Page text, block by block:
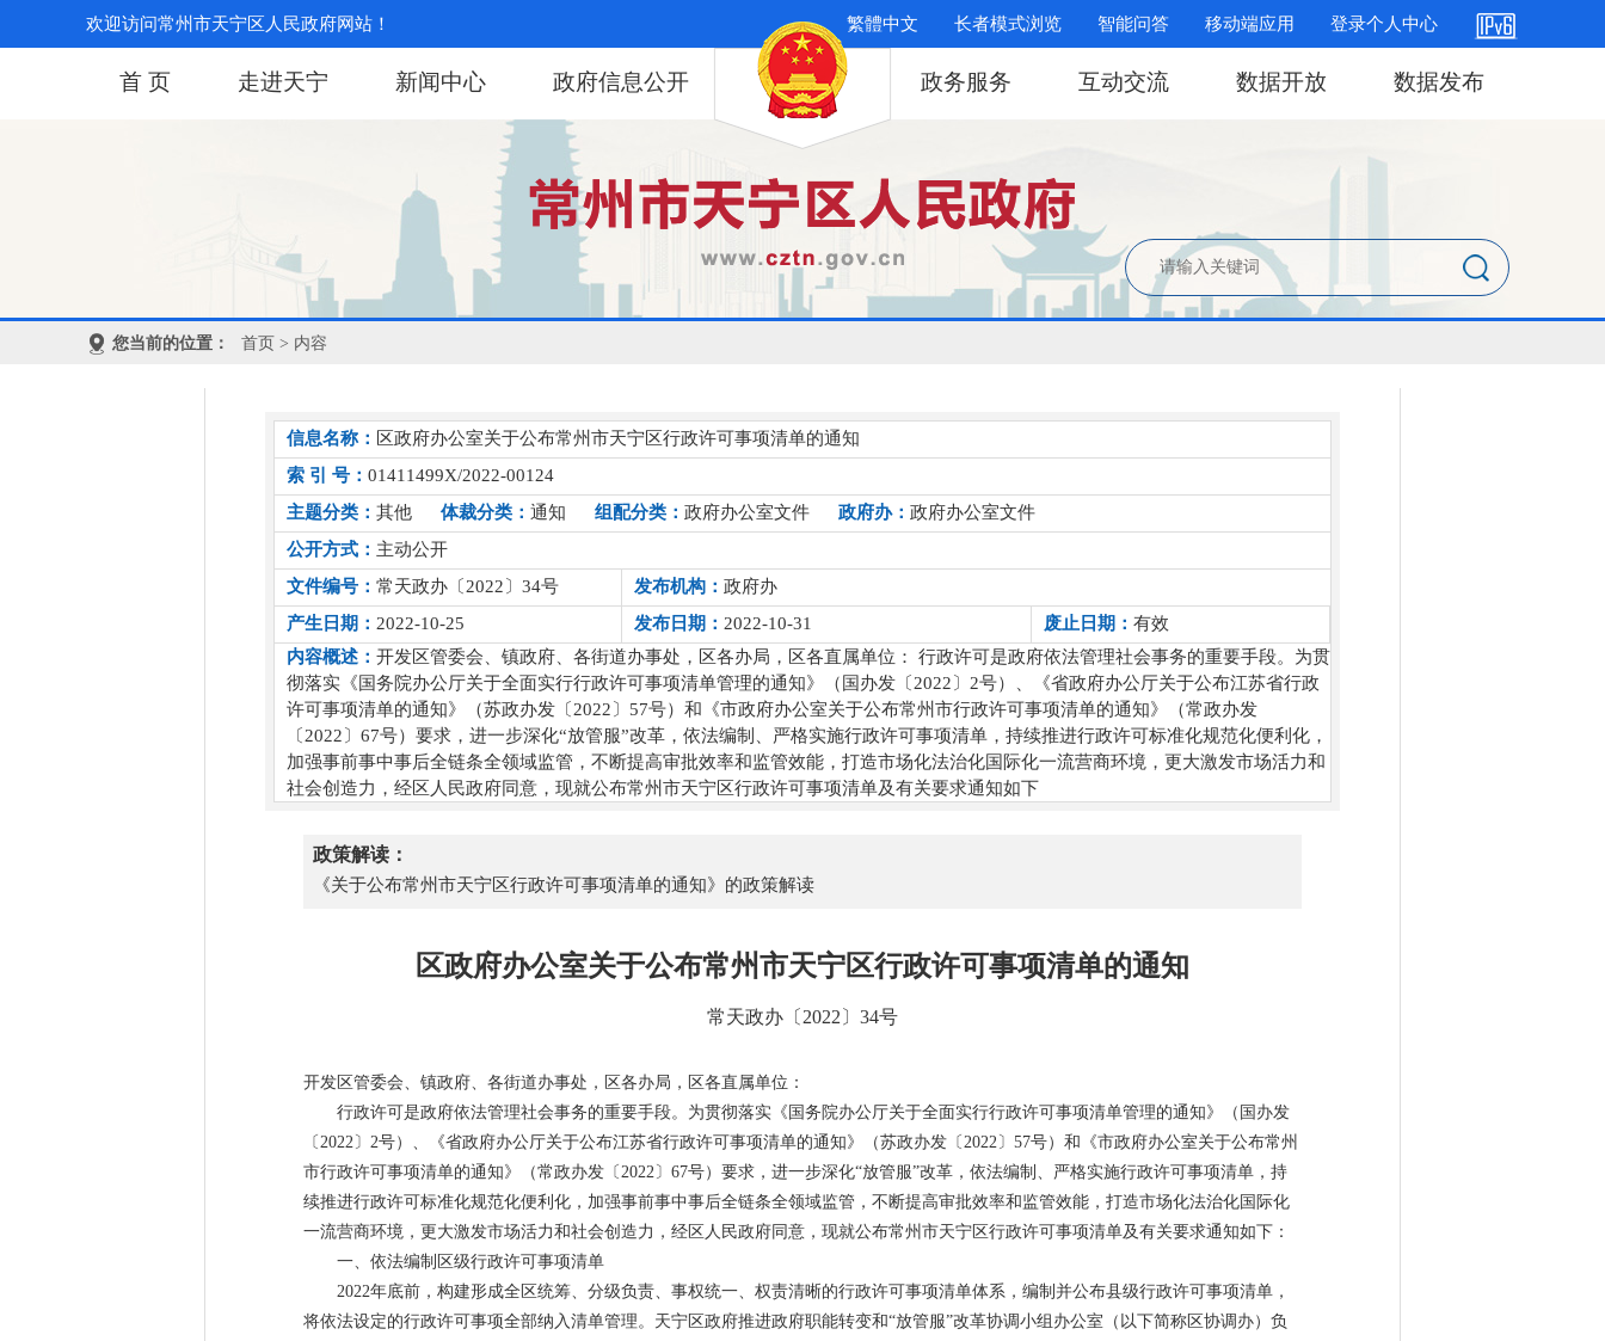
欢迎访问常州市天宁区人民政府网站！ 繁體中文 长者模式浏览 智能问答 移动端应用 登录个人中心
首 页 走进天宁 新闻中心 政府信息公开 政务服务 互动交流 数据开放 数据发布
您当前的位置： 首页 > 内容
信息名称： 区政府办公室关于公布常州市天宁区行政许可事项清单的通知
索 引 号： 01411499X/2022-00124
主题分类： 其他 体裁分类： 通知 组配分类： 政府办公室文件 政府办： 政府办公室文件
公开方式： 主动公开
文件编号： 常天政办〔2022〕34号 发布机构： 政府办
产生日期： 2022-10-25 发布日期： 2022-10-31 废止日期： 有效
内容概述： 开发区管委会、镇政府、各街道办事处，区各办局，区各直属单位： 行政许可是政府依法管理社会事务的重要手段。为贯
彻落实《国务院办公厅关于全面实行行政许可事项清单管理的通知》（国办发〔2022〕2号）、《省政府办公厅关于公布江苏省行政
许可事项清单的通知》（苏政办发〔2022〕57号）和《市政府办公室关于公布常州市行政许可事项清单的通知》（常政办发
〔2022〕67号）要求，进一步深化“放管服”改革，依法编制、严格实施行政许可事项清单，持续推进行政许可标准化规范化便利化，
加强事前事中事后全链条全领域监管，不断提高审批效率和监管效能，打造市场化法治化国际化一流营商环境，更大激发市场活力和
社会创造力，经区人民政府同意，现就公布常州市天宁区行政许可事项清单及有关要求通知如下
政策解读：
《关于公布常州市天宁区行政许可事项清单的通知》的政策解读
区政府办公室关于公布常州市天宁区行政许可事项清单的通知
常天政办〔2022〕34号
开发区管委会、镇政府、各街道办事处，区各办局，区各直属单位：
行政许可是政府依法管理社会事务的重要手段。为贯彻落实《国务院办公厅关于全面实行行政许可事项清单管理的通知》（国办发
〔2022〕2号）、《省政府办公厅关于公布江苏省行政许可事项清单的通知》（苏政办发〔2022〕57号）和《市政府办公室关于公布常州
市行政许可事项清单的通知》（常政办发〔2022〕67号）要求，进一步深化“放管服”改革，依法编制、严格实施行政许可事项清单，持
续推进行政许可标准化规范化便利化，加强事前事中事后全链条全领域监管，不断提高审批效率和监管效能，打造市场化法治化国际化
一流营商环境，更大激发市场活力和社会创造力，经区人民政府同意，现就公布常州市天宁区行政许可事项清单及有关要求通知如下：
一、依法编制区级行政许可事项清单
2022年底前，构建形成全区统筹、分级负责、事权统一、权责清晰的行政许可事项清单体系，编制并公布县级行政许可事项清单，
将依法设定的行政许可事项全部纳入清单管理。天宁区政府推进政府职能转变和“放管服”改革协调小组办公室（以下简称区协调办）负